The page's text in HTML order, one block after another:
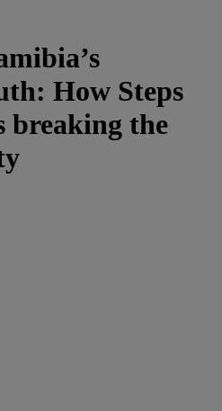
How Steps
breaking the